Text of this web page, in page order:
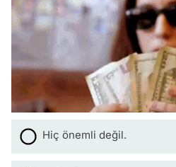
Hiç önemli değil.